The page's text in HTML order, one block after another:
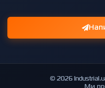
© 2026
Ми